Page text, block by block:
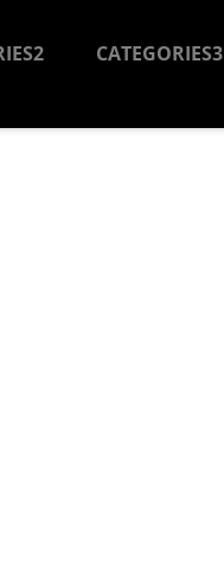
CATEGORIES3